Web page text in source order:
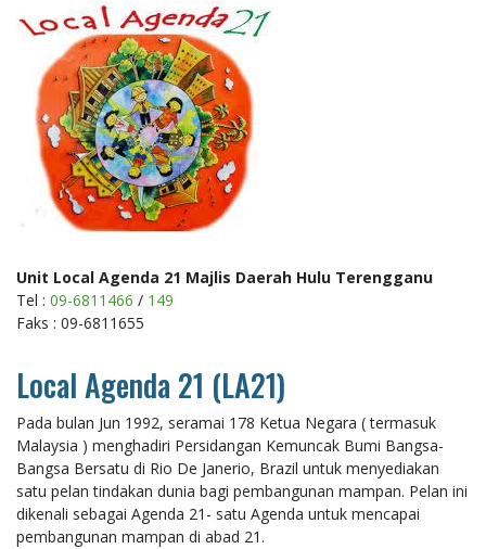
Unit Local Agenda 21 Majlis Daerah Hulu Terengganu
Tel : 09-6811466 / 149
Faks : 09-6811655
Local Agenda 21 (LA21)
Pada bulan Jun 1992, seramai 178 Ketua Negara ( termasuk
Malaysia ) menghadiri Persidangan Kemuncak Bumi Bangsa-
Bangsa Bersatu di Rio De Janerio, Brazil untuk menyediakan
satu pelan tindakan dunia bagi pembangunan mampan. Pelan ini
dikenali sebagai Agenda 21- satu Agenda untuk mencapai
pembangunan mampan di abad 21.